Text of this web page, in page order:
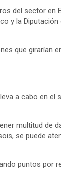
del sector en
y la Diputación
que girarían
a cabo en el
multitud de
se puede
puntos por